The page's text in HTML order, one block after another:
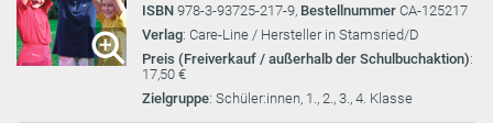
ISBN 978-3-93725-217-9, Bestellnummer CA-125217
Verlag: Care-Line / Hersteller in Stamsried/D
Preis (Freiverkauf / außerhalb der Schulbuchaktion):
17,50 €
Zielgruppe: Schüler:innen, 1., 2., 3., 4. Klasse